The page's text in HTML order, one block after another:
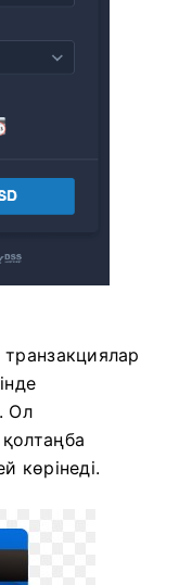
Ол
көрінеді.